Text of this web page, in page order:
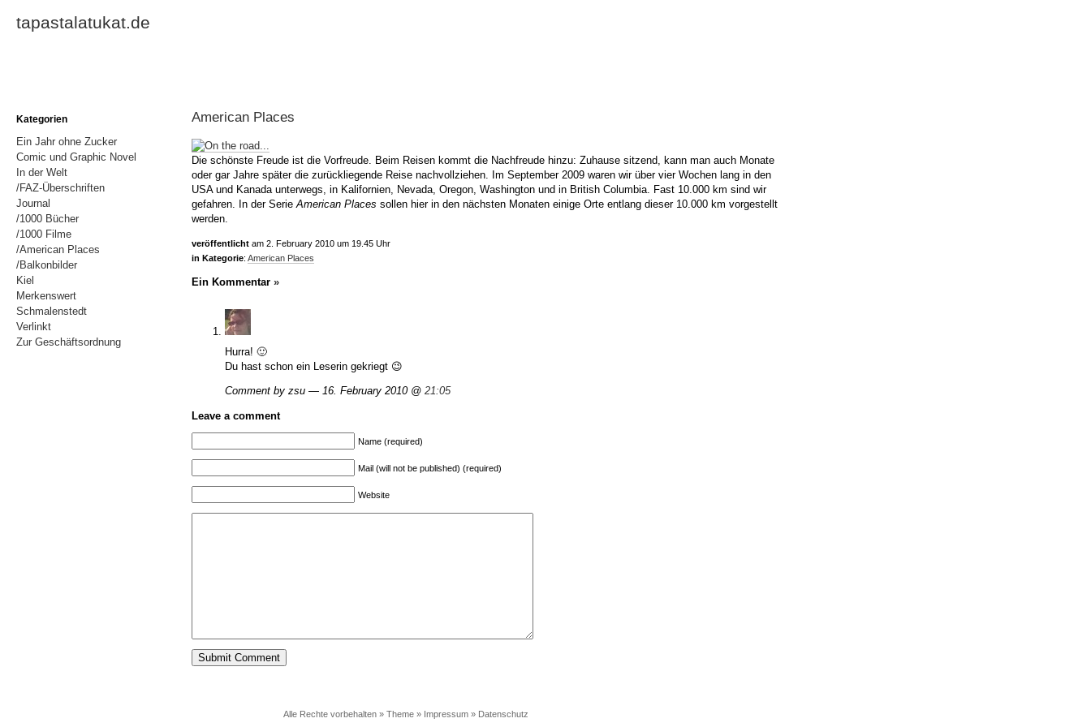
tapastalatukat.de
American Places
Die schönste Freude ist die Vorfreude. Beim Reisen kommt die Nachfreude hinzu: Zuhause sitzend, kann man auch Monate
oder gar Jahre später die zurückliegende Reise nachvollziehen. Im September 2009 waren wir über vier Wochen lang in den
USA und Kanada unterwegs, in Kalifornien, Nevada, Oregon, Washington und in British Columbia. Fast 10.000 km sind wir
gefahren. In der Serie American Places sollen hier in den nächsten Monaten einige Orte entlang dieser 10.000 km vorgestellt
werden.
veröffentlicht am 2. February 2010 um 19.45 Uhr
in Kategorie: American Places
Ein Kommentar »
Hurra! 🙂
Du hast schon ein Leserin gekriegt 😉
Comment by zsu — 16. February 2010 @ 21:05
Leave a comment
Name (required)
Mail (will not be published) (required)
Website
Kategorien
Ein Jahr ohne Zucker
Comic und Graphic Novel
In der Welt
/FAZ-Überschriften
Journal
/1000 Bücher
/1000 Filme
/American Places
/Balkonbilder
Kiel
Merkenswert
Schmalenstedt
Verlinkt
Zur Geschäftsordnung
Alle Rechte vorbehalten » Theme » Impressum » Datenschutz